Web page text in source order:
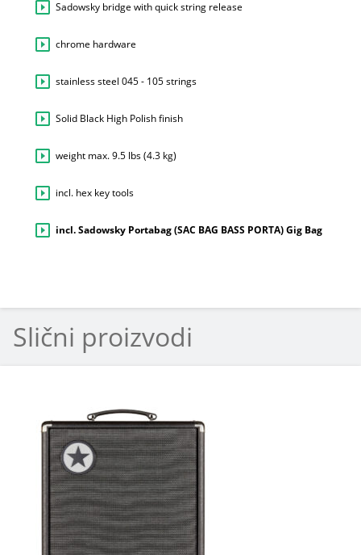
Sadowsky bridge with quick string release
chrome hardware
stainless steel 045 - 105 strings
Solid Black High Polish finish
weight max. 9.5 lbs (4.3 kg)
incl. hex key tools
incl. Sadowsky Portabag (SAC BAG BASS PORTA) Gig Bag
Slični proizvodi